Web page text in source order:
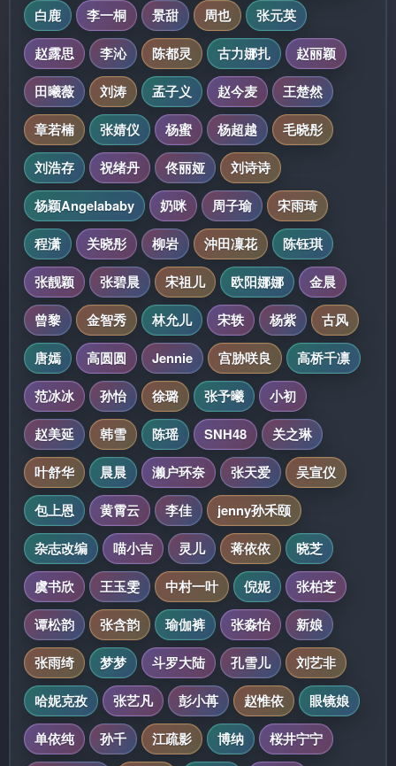
白鹿
李一桐 景甜 周也
张元英
赵露思
李沁 陈都灵 古力娜扎
赵丽颖
田曦薇
刘涛 孟子义 赵今麦
王楚然
章若楠
张婧仪 杨蜜 杨超越
毛晓彤
刘浩存
祝绪丹 佟丽娅
刘诗诗
杨颖Angelababy
奶咪 周子瑜
宋雨琦
程潇
关晓彤 柳岩 沖田凜花
陈钰琪
张靓颖
张碧晨 宋祖儿 欧阳娜娜
金晨
曾黎
金智秀 林允儿 宋轶 杨紫
古风
唐嫣
高圆圆 Jennie 宫胁咲良
高桥千凛
范冰冰
孙怡 徐璐 张予曦
小初
赵美延
韩雪 陈瑶 SNH48
关之琳
叶舒华
晨晨 濑户环奈 张天爱
吴宣仪
包上恩
黄霄云 李佳
jenny孙禾颐
杂志改编
喵小吉 灵儿 蒋依依
晓芝
虞书欣
王玉雯 中村一叶 倪妮
张柏芝
谭松韵
张含韵 瑜伽裤 张淼怡
新娘
张雨绮
梦梦 斗罗大陆 孔雪儿
刘艺非
哈妮克孜
张艺凡 彭小苒 赵惟依
眼镜娘
单依纯
孙千 江疏影 博纳
桜井宁宁